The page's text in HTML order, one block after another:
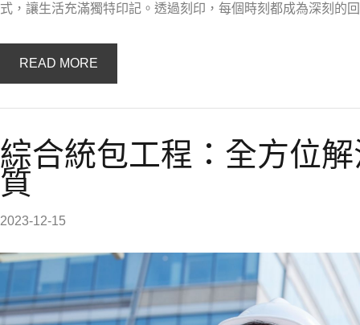
式，讓生活充滿獨特印記。透過刻印，每個時刻都成為深刻的
READ MORE
綜合統包工程：全方位
質
2023-12-15